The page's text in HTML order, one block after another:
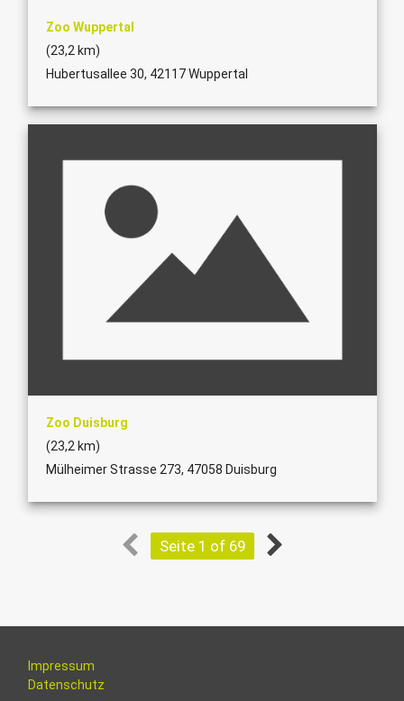
Zoo Wuppertal
(23,2 km)
Hubertusallee 30, 42117 Wuppertal
Zoo Duisburg
(23,2 km)
Mülheimer Strasse 273, 47058 Duisburg
Seite 1 of 69
Impressum
Datenschutz